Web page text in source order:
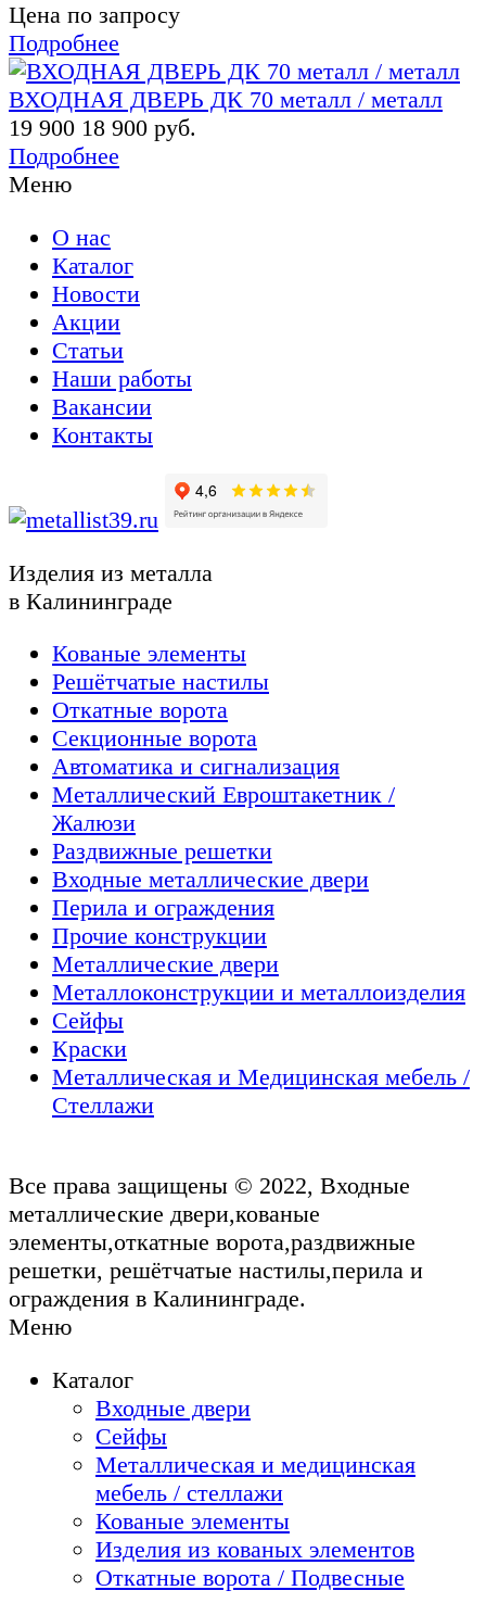
Цена по запросу
Подробнее
ВХОДНАЯ ДВЕРЬ ДК 70 металл / металл
19 900 18 900 руб.
Подробнее
Меню
О нас
Каталог
Новости
Акции
Статьи
Наши работы
Вакансии
Контакты
Изделия из металла
в Калининграде
Кованые элементы
Решётчатые настилы
Откатные ворота
Секционные ворота
Автоматика и сигнализация
Металлический Евроштакетник /
Жалюзи
Раздвижные решетки
Входные металлические двери
Перила и ограждения
Прочие конструкции
Металлические двери
Металлоконструкции и металлоизделия
Сейфы
Краски
Металлическая и Медицинская мебель /
Стеллажи
Все права защищены © 2022, Входные
металлические двери,кованые
элементы,откатные ворота,раздвижные
решетки, решётчатые настилы,перила и
ограждения в Калининграде.
Меню
Каталог
Входные двери
Сейфы
Металлическая и медицинская
мебель / стеллажи
Кованые элементы
Изделия из кованых элементов
Откатные ворота / Подвесные